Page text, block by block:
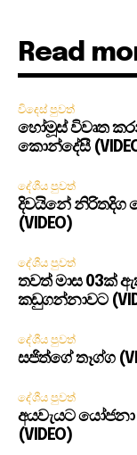
Read
විදෙස් පුවත්
හෝමූස් විවෘත
කොන්දේසී
දේශීය පුවත්
දිවයිනේ නිරිතදිග
(VIDEO)
දේශීය පුවත්
තවත් මාස 03ක්
කඩුගන්නාවට
දේශීය පුවත්
සජිත්ගේ තෑග්ග
දේශීය පුවත්
අයවැයට යෝජනා
(VIDEO)